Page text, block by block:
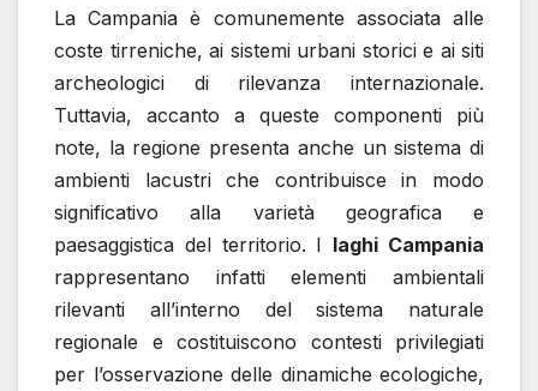
La Campania è comunemente associata alle
coste tirreniche, ai sistemi urbani storici e ai siti
archeologici di rilevanza internazionale.
Tuttavia, accanto a queste componenti più
note, la regione presenta anche un sistema di
ambienti lacustri che contribuisce in modo
significativo alla varietà geografica e
paesaggistica del territorio. I laghi Campania
rappresentano infatti elementi ambientali
rilevanti all’interno del sistema naturale
regionale e costituiscono contesti privilegiati
per l’osservazione delle dinamiche ecologiche,